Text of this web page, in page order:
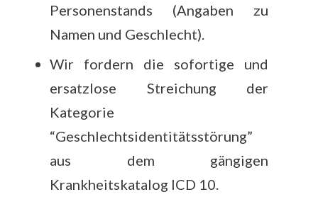
Personenstands (Angaben zu
Namen und Geschlecht).
Wir fordern die sofortige und
ersatzlose Streichung der
Kategorie
“Geschlechtsidentitätsstörung”
aus dem gängigen
Krankheitskatalog ICD 10.